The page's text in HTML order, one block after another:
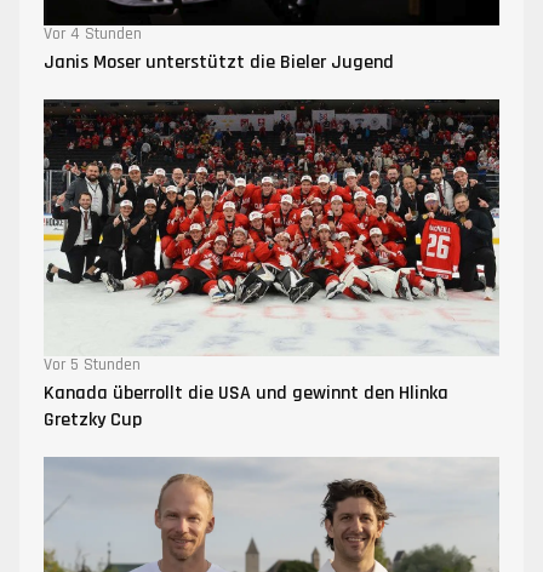
Vor 4 Stunden
Janis Moser unterstützt die Bieler Jugend
Vor 5 Stunden
Kanada überrollt die USA und gewinnt den Hlinka
Gretzky Cup